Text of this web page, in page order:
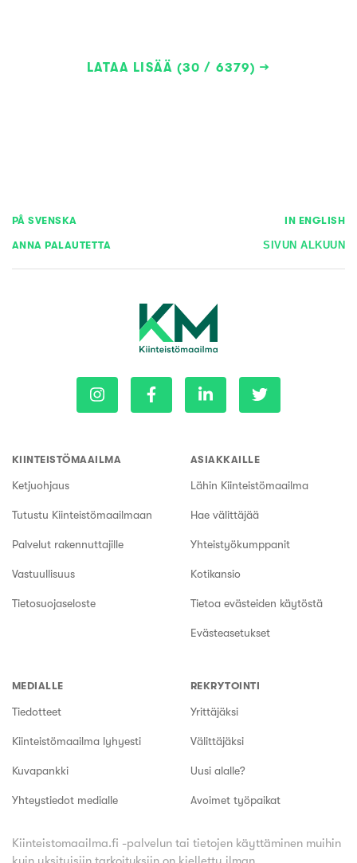
LATAA LISÄÄ (30 / 6379)
PÅ SVENSKA IN ENGLISH
ANNA PALAUTETTA SIVUN ALKUUN
KIINTEISTÖMAAILMA
Ketjuohjaus
Tutustu Kiinteistömaailmaan
Palvelut rakennuttajille
Vastuullisuus
Tietosuojaseloste
ASIAKKAILLE
Lähin Kiinteistömaailma
Hae välittäjää
Yhteistyökumppanit
Kotikansio
Tietoa evästeiden käytöstä
Evästeasetukset
MEDIALLE
Tiedotteet
Kiinteistömaailma lyhyesti
Kuvapankki
Yhteystiedot medialle
REKRYTOINTI
Yrittäjäksi
Välittäjäksi
Uusi alalle?
Avoimet työpaikat
Kiinteistomaailma.fi -palvelun tai tietojen käyttäminen muihin